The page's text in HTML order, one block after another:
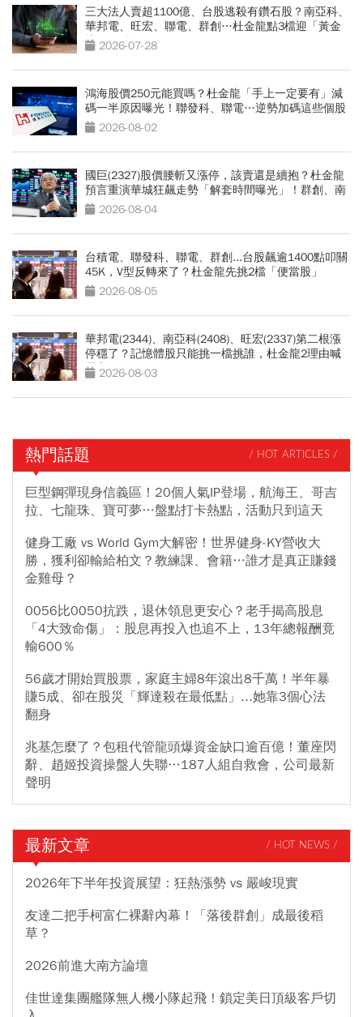
三大法人賣超1100億、台股逃殺有鑽石股？南亞科、
華邦電、旺宏、聯電、群創…杜金龍點3檔迎「黃金
坑」買點
2026-07-28
鴻海股價250元能買嗎？杜金龍「手上一定要有」減
碼一半原因曝光！聯發科、聯電…逆勢加碼這些個股
2026-08-02
國巨(2327)股價腰斬又漲停，該賣還是續抱？杜金龍
預言重演華城狂飆走勢「解套時間曝光」！群創、南
亞科也點名
2026-08-04
台積電、聯發科、聯電、群創...台股飆逾1400點叩關
45K，V型反轉來了？杜金龍先挑2檔「便當股」
2026-08-05
華邦電(2344)、南亞科(2408)、旺宏(2337)第二根漲
停穩了？記憶體股只能挑一檔挑誰，杜金龍2理由喊
選它2026-08-03
熱門話題 / HOT ARTICLES /
巨型鋼彈現身信義區！20個人氣IP登場，航海王、哥吉
拉、七龍珠、寶可夢…盤點打卡熱點，活動只到這天
健身工廠 vs World Gym大解密！世界健身-KY營收大
勝，獲利卻輸給柏文？教練課、會籍…誰才是真正賺錢
金雞母？
0056比0050抗跌，退休領息更安心？老手揭高股息
「4大致命傷」：股息再投入也追不上，13年總報酬竟
輸600％
56歲才開始買股票，家庭主婦8年滾出8千萬！半年暴
賺5成、卻在股災「輝達殺在最低點」...她靠3個心法
翻身
兆基怎麼了？包租代管龍頭爆資金缺口逾百億！董座閃
辭、趙姬投資操盤人失聯…187人組自救會，公司最新
聲明
最新文章 / HOT NEWS /
2026年下半年投資展望：狂熱漲勢 vs 嚴峻現實
友達二把手柯富仁裸辭內幕！「落後群創」成最後稻
草？
2026前進大南方論壇
佳世達集團艦隊無人機小隊起飛！鎖定美日頂級客戶切